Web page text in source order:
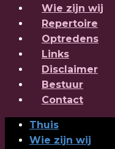
Wie zijn wij
Repertoire
Optredens
Links
Disclaimer
Bestuur
Contact
Thuis
Wie zijn wij